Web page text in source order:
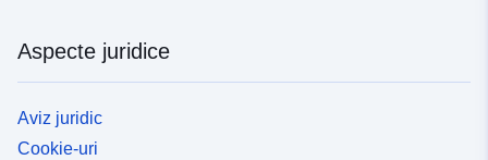
Aspecte juridice
Aviz juridic
Cookie-uri